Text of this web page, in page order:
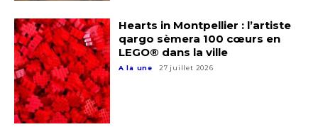
Hearts in Montpellier : l’artiste
qargo sèmera 100 cœurs en
LEGO® dans la ville
A la une 27 juillet 2026